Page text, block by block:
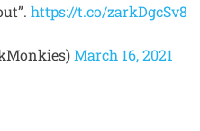
https://t.co/zarkDgcSv8
March 16, 2021